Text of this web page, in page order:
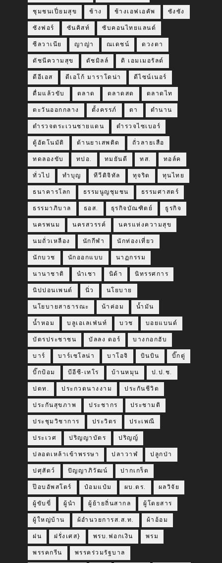
ชุมชนเปี่ยมสุข ช้าง ช้างเอฟเอคัพ ซังซัง
ซังฟอร์ ซันคิสท์ ซับคอนไทยแลนด์
ซีลวาเนีย ญาญ่า ณเดชน์ ดวงตา
ดัชนีความสุข ดัชมิลล์ ดิ เอมเมอรัลด์
ดีอีเอส ดีเอโก้ มาราโดน่า ดีไซน์เนอร์
ดื่มแล้วขับ ตลาด ตลาดสด ตลาดไท
ตะวันออกกลาง ตั้งครรภ์ ตา ตำนาน
ตำรวจตระเวนชายแดน ตำรวจไซเบอร์
ตู้อัตโนมัติ ต้านยาเสพติด ถั่วลายเสือ
ทดลองขับ ทปอ. ทมยันตี ทส. ทอล์ค
ทั่วไป ทำบุญ ทีวีดิจิทัล ทุจริต ทุนไทย
ธนาคารโลก ธรรมนูญชุมชน ธรรมศาสตร์
ธรรมาภิบาล ธอส. ธุรกิจบัณฑิตย์ ธูรกิจ
นครพนม นครสวรรค์ นครแห่งความสุข
นมถั่วเหลือง นักกีฬา นักท่องเที่ยว
นักบวช นักออกแบบ นาฏกรรม
นานาชาติ นำเชา นิด้า นิทรรศการ
นิปปอนเพนต์ นิ่ว นโยบาย
นโยบายสาธารณะ น้าค่อม น้ำมัน
น้ำหอม บลูเอเลเฟ่นท์ บวช บอยแบนด์
บัตรประชาชน บัลลง ดอร์ บางกอกฮับ
บาร์ บาร์เซโลน่า บาโอจิ บินบิน บิ๊กตู่
บิ๊กป้อม บีอีซี-เทโร บ้านหมุน ป.ป.ช.
ปตท. ประกวดนางงาม ประกันชีวิต
ประกันสุขภาพ ประชากร ประชามติ
ประชุมวิชาการ ประวิตร ประเพณี
ประเวศ ปริญญาบัตร ปริญญ์
ปลอดเหล้าเข้าพรรษา ปลาวาฬ ปลูกป่า
ปศุสัตว์ ปัญญาภิวัฒน์ ปากเกร็ด
ป๊อบอัพสโตร์ ป๋อมแป๋ม ผบ.ตร. ผลวิจัย
ผู้ขับขี่ ผู้นำ ผู้ย้ายถิ่นสากล ผู้โดยสาร
ผู้ใหญ่บ้าน ผ้อำนวยการส.ส.ท. ผ้าอ้อม
ฝน ฝรั่งเศส} พรบ.ฟอกเงิน พรม
พรรคกรีน พรรคร่วมรัฐบาล